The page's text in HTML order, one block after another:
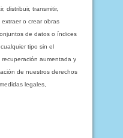
distribuir, transmitir,
o crear obras
de datos o índices
tipo sin el
aumentada y
de nuestros derechos
legales,